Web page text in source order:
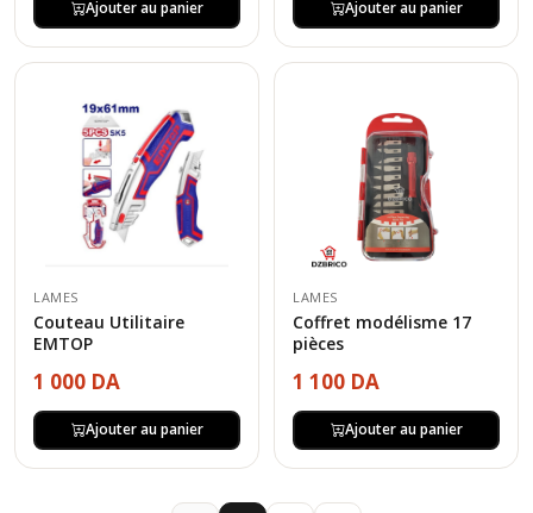
Ajouter au panier Ajouter au panier
LAMES
Couteau Utilitaire
EMTOP
1 000 DA
Ajouter au panier
LAMES
Coffret modélisme 17
pièces
1 100 DA
Ajouter au panier